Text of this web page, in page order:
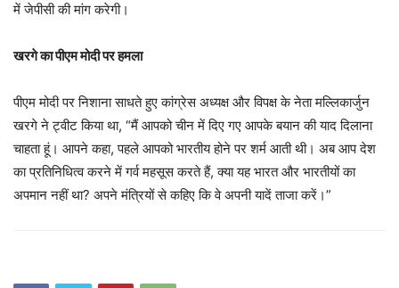
में जेपीसी की मांग करेगी।
खरगे का पीएम मोदी पर हमला
पीएम मोदी पर निशाना साधते हुए कांग्रेस अध्यक्ष और विपक्ष के नेता मल्लिकार्जुन
खरगे ने ट्वीट किया था, “मैं आपको चीन में दिए गए आपके बयान की याद दिलाना
चाहता हूं। आपने कहा, पहले आपको भारतीय होने पर शर्म आती थी। अब आप देश
का प्रतिनिधित्व करने में गर्व महसूस करते हैं, क्या यह भारत और भारतीयों का
अपमान नहीं था? अपने मंत्रियों से कहिए कि वे अपनी यादें ताजा करें।”